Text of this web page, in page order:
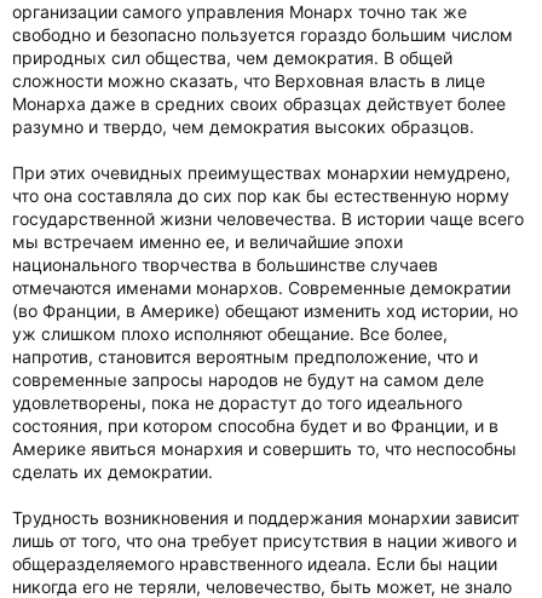
организации самого управления Монарх точно так же
свободно и безопасно пользуется гораздо большим числом
природных сил общества, чем демократия. В общей
сложности можно сказать, что Верховная власть в лице
Монарха даже в средних своих образцах действует более
разумно и твердо, чем демократия высоких образцов.
При этих очевидных преимуществах монархии немудрено,
что она составляла до сих пор как бы естественную норму
государственной жизни человечества. В истории чаще всего
мы встречаем именно ее, и величайшие эпохи
национального творчества в большинстве случаев
отмечаются именами монархов. Современные демократии
(во Франции, в Америке) обещают изменить ход истории, но
уж слишком плохо исполняют обещание. Все более,
напротив, становится вероятным предположение, что и
современные запросы народов не будут на самом деле
удовлетворены, пока не дорастут до того идеального
состояния, при котором способна будет и во Франции, и в
Америке явиться монархия и совершить то, что неспособны
сделать их демократии.
Трудность возникновения и поддержания монархии зависит
лишь от того, что она требует присутствия в нации живого и
общеразделяемого нравственного идеала. Если бы нации
никогда его не теряли, человечество, быть может, не знало